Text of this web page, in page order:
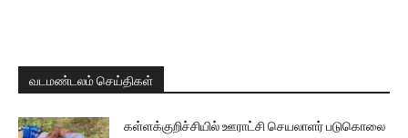
வடமண்டலம் செய்திகள்
கள்ளக்குறிச்சியில் ஊராட்சி செயலாளர் படுகொலை